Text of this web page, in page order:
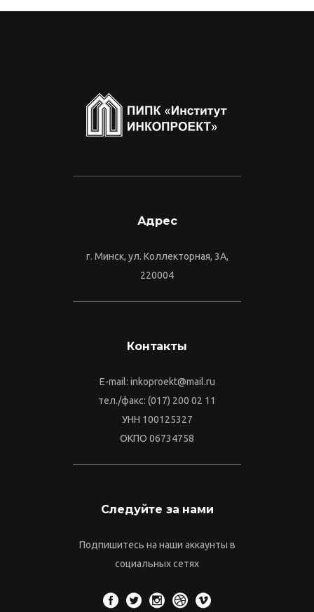
Адрес
г. Минск, ул. Коллекторная, 3А,
220004
Контакты
E-mail: inkoproekt@mail.ru
тел./факс: (017) 200 02 11
УНН 100125327
ОКПО 06734758
Следуйте за нами
Подпишитесь на наши аккаунты в
социальных сетях